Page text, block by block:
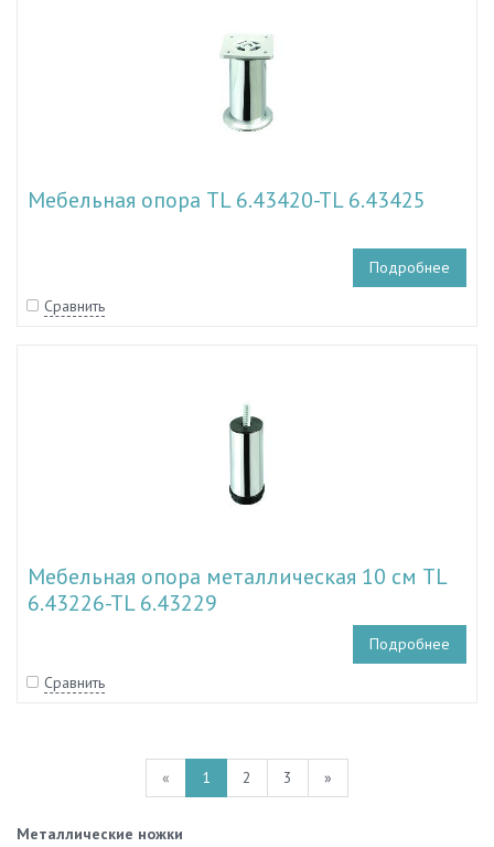
Мебельная опора TL 6.43420-TL 6.43425
Подробнее
Сравнить
Мебельная опора металлическая 10 см TL
6.43226-TL 6.43229
Подробнее
Сравнить
« 1 2 3 »
Металлические ножки